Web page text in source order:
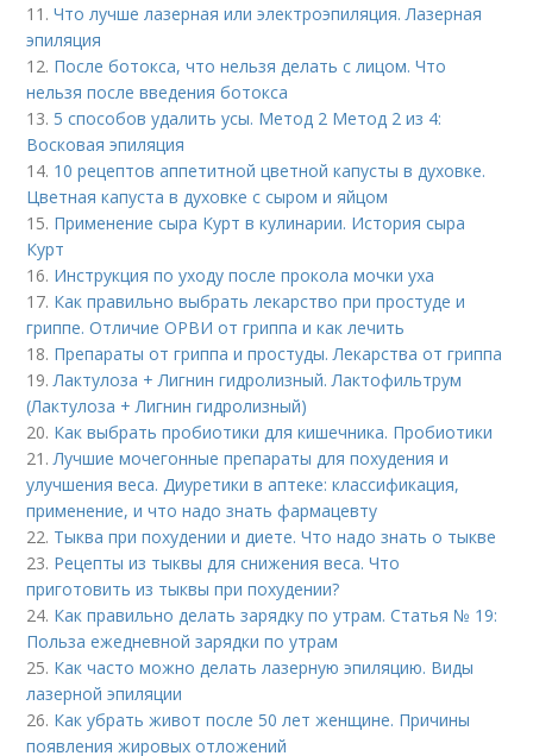
11.Что лучше лазерная или электроэпиляция. Лазерная
эпиляция
12. После ботокса, что нельзя делать с лицом. Что
нельзя после введения ботокса
13. 5 способов удалить усы. Метод 2 Метод 2 из 4:
Восковая эпиляция
14. 10 рецептов аппетитной цветной капусты в духовке.
Цветная капуста в духовке с сыром и яйцом
15. Применение сыра Курт в кулинарии. История сыра
Курт
16. Инструкция по уходу после прокола мочки уха
17. Как правильно выбрать лекарство при простуде и
гриппе. Отличие ОРВИ от гриппа и как лечить
18. Препараты от гриппа и простуды. Лекарства от гриппа
19. Лактулоза + Лигнин гидролизный. Лактофильтрум
(Лактулоза + Лигнин гидролизный)
20. Как выбрать пробиотики для кишечника. Пробиотики
21. Лучшие мочегонные препараты для похудения и
улучшения веса. Диуретики в аптеке: классификация,
применение, и что надо знать фармацевту
22. Тыква при похудении и диете. Что надо знать о тыкве
23. Рецепты из тыквы для снижения веса. Что
приготовить из тыквы при похудении?
24. Как правильно делать зарядку по утрам. Статья № 19:
Польза ежедневной зарядки по утрам
25. Как часто можно делать лазерную эпиляцию. Виды
лазерной эпиляции
26. Как убрать живот после 50 лет женщине. Причины
появления жировых отложений